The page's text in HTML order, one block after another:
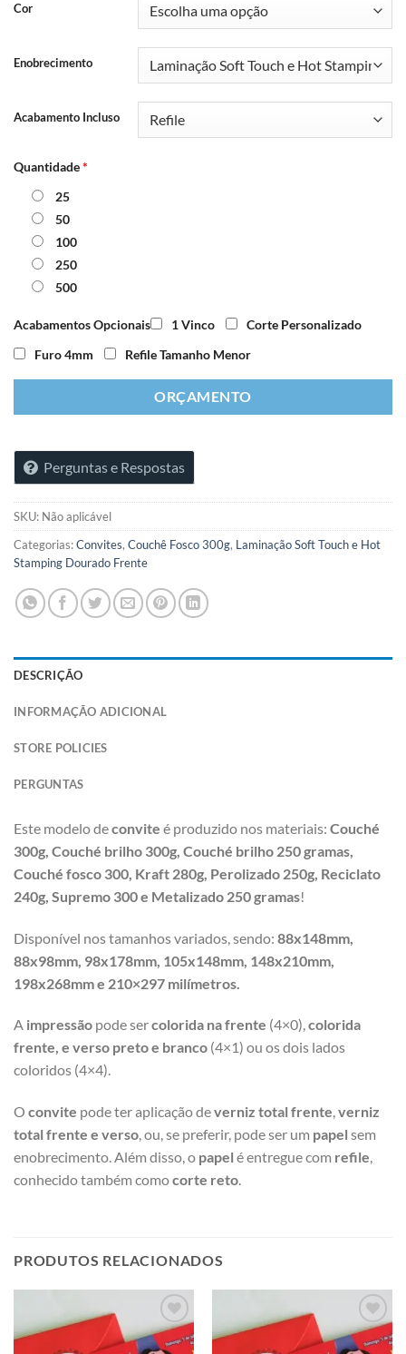
Cor
Enobrecimento
Acabamento Incluso
Quantidade*
25
50
100
250
500
Acabamentos Opcionais 1 Vinco
Corte Personalizado
Furo 4mm
Refile Tamanho Menor
ORÇAMENTO
Perguntas e Respostas
SKU: Não aplicável
Categorias:Convites, Couchê Fosco 300g, Laminação Soft Touch e Hot
Stamping Dourado Frente
DESCRIÇÃO
INFORMAÇÃO ADICIONAL
STORE POLICIES
PERGUNTAS
Este modelo deconvite é produzido nos materiais: Couché
300g, Couché brilho 300g, Couché brilho 250 gramas,
Couché fosco 300, Kraft 280g, Perolizado 250g, Reciclato
240g, Supremo 300 e Metalizado 250 gramas!
Disponível nos tamanhos variados, sendo: 88x148mm,
88x98mm, 98x178mm, 105x148mm, 148x210mm,
198x268mm e 210×297 milímetros.
A impressão pode sercolorida na frente (4×0),colorida
frente, e verso preto e branco (4×1) ou os dois lados
coloridos (4×4).
O convite pode ter aplicação deverniz total frente,verniz
total frente e verso, ou, se preferir, pode ser um papel sem
enobrecimento. Além disso, o papel é entregue com refile,
conhecido também comocorte reto.
PRODUTOS RELACIONADOS